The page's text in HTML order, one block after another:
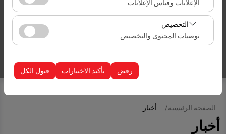
تُستخدم هذه البيانات لقياس أداء الموقع وتحسين تجربة
المستخدم بشكل مستمر.
الإعلانات وقياس الإعلانات
تتيح لنا ملفات تعريف الارتباط هذه عرض إعلانات مخصصة
تتناسب مع اهتماماتك وقياس فعالية حملاتنا الإعلانية (عدد مرات
الظهور، معدل النقر).
التخصيص
توصيات المحتوى والتخصيص
تجربتك على المنصة من خلال حفظ إعدادات واجهة المستخدم،
وتفضيلات اللغة، والإعدادات الأخرى.
رفض تأكيد الاختيارات قبول الكل
تاريخ العودة والوقت
الصفحة الرئيسية أخبار
أخبار